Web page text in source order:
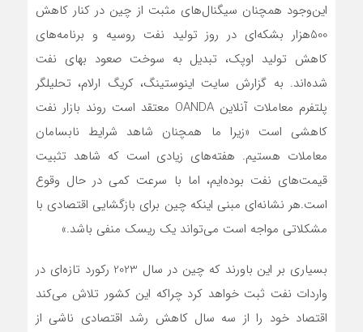
این‌وجود همچنان سیگنال‌های مثبت از چین در کنار کاهش
500هزار بشکه‌‌‌‌‌ای در روز تولید نفت روسیه و برنامه‌‌‌‌‌های
کاهش تولید اوپک‌‌‌‌‌، تبدیل به سوخت صعود بهای نفت
شده‌‌‌‌‌اند. به گزارش سایت اینوستینگ، کریگ ارلام، تحلیلگر
پلتفرم معاملات آنلاین OANDA معتقد است روند بازار نفت
کاهشی است «زیرا ما همچنان شاهد شرایط نابسامان
معاملات هستیم. هفته‌‌‌‌‌های زیادی است که شاهد تثبیت
قیمت‌های نفت بوده‌‌‌‌‌ایم، اما با سرعت کمی در حال وقوع
است.هر نشانه‌‌‌‌‌ای مبنی اینکه چین برای بازگشایی اقتصادی با
مشکلاتی مواجه است می‌تواند یک ریسک منفی باشد.»
بسیاری بر این باورند که چین در سال 2023 رکورد تازه‌‌‌‌‌ای در
واردات نفت ثبت خواهد کرد چراکه این کشور تلاش می‌کند
اقتصاد خود را از سه سال کاهش رشد اقتصادی ناشی از